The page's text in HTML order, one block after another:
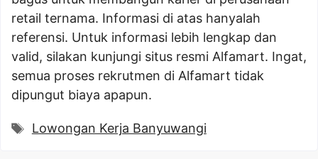
retail ternama. Informasi di atas hanyalah
referensi. Untuk informasi lebih lengkap dan
valid, silakan kunjungi situs resmi Alfamart. Ingat,
semua proses rekrutmen di Alfamart tidak
dipungut biaya apapun.
Tags
Lowongan Kerja Banyuwangi